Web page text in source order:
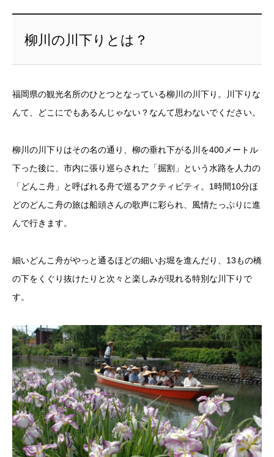
柳川の川下りとは？
福岡県の観光名所のひとつとなっている柳川の川下り。川下りな
んて、どこにでもあるんじゃない？なんて思わないでください。
柳川の川下りはその名の通り、柳の垂れ下がる川を400メートル
下った後に、市内に張り巡らされた「掘割」という水路を人力の
「どんこ舟」と呼ばれる舟で巡るアクティビティ。1時間10分ほ
どのどんこ舟の旅は船頭さんの歌声に彩られ、風情たっぷりに進
んで行きます。
細いどんこ舟がやっと通るほどの細いお堀を進んだり、13もの橋
の下をくぐり抜けたりと次々と楽しみが現れる特別な川下りで
す。